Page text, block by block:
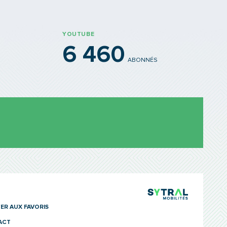
YOUTUBE
6 460 ABONNÉS
AUX FAVORIS
TCL